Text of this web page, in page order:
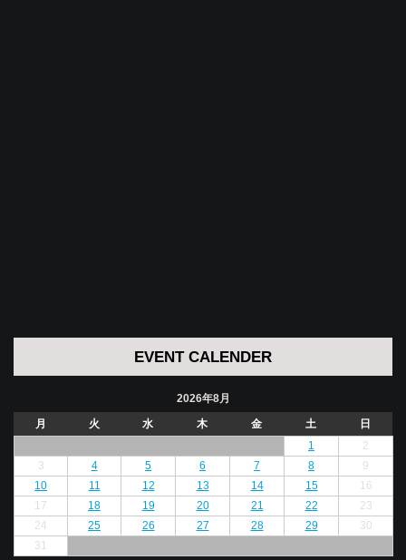
EVENT CALENDER
2026年8月
月
火 水 木 金 土
日
1
2
3
4 5 6 7 8
9
10
11 12 13 14 15
16
17
18 19 20 21 22
23
24
25 26 27 28 29
30
31